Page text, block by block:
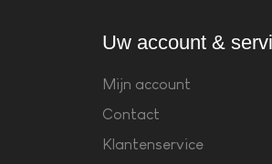
Uw account &
Mijn account
Contact
Klantenservice